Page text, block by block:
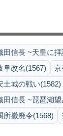
田信長 ~天皇に
阜改名(1567)
京
土城の戦い(1582)
田信長 ~琵琶湖
所撤廃令(1568)